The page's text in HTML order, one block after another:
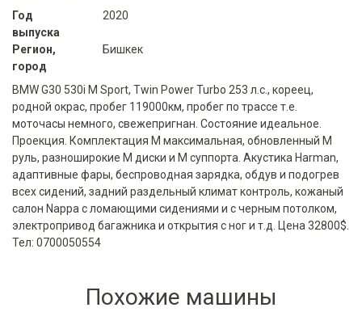
Год
выпуска
2020
Регион,
город
Бишкек
BMW G30 530i M Sport, Twin Power Turbo 253 л.с., кореец,
родной окрас, пробег 119000км, пробег по трассе т.е.
моточасы немного, свежепригнан. Состояние идеальное.
Проекция. Комплектация М максимальная, обновленный М
руль, разноширокие М диски и М суппорта. Акустика Harman,
адаптивные фары, беспроводная зарядка, обдув и подогрев
всех сидений, задний раздельный климат контроль, кожаный
салон Nappa с ломающими сидениями и с черным потолком,
электропривод багажника и открытия с ног и т.д. Цена 32800$.
Тел: 0700050554
Похожие машины